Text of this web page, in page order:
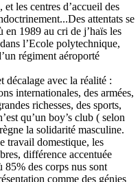
les centres d’accueil des
attentats se
1989 au cri de j’haïs les
l’Ecole polytechnique,
régiment aéroporté
décalage avec la réalité :
internationales, des armées,
richesses, des sports,
qu’un boy’s club ( selon
la solidarité masculine.
travail domestique, les
différence accentuée
85% des corps nus sont
comme des génies